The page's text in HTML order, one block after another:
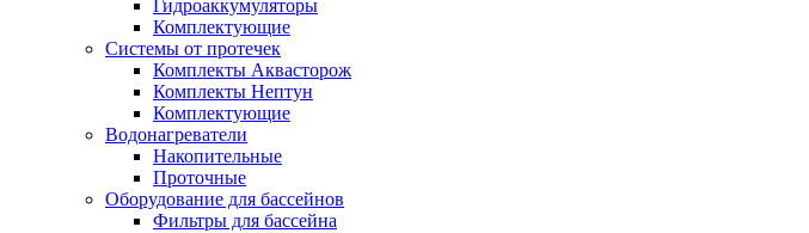
Гидроаккумуляторы
Комплектующие
Системы от протечек
Комплекты Аквасторож
Комплекты Нептун
Комплектующие
Водонагреватели
Накопительные
Проточные
Оборудование для бассейнов
Фильтры для бассейна